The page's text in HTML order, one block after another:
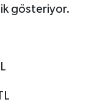
gösteriyor.